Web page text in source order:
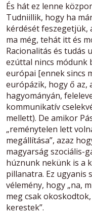
És hát ez lenne
Tudniillik, hogy ha
kérdését feszegetjük,
ma még, tehát itt és
Racionalitás és tudás
ezúttal nincs módunk
európai [ennek sincs
európázik, hogy ő az,
hagyományán,
kommunikatív
mellett). De amikor
„reménytelen lett
megállítása”, azaz
magyarság szociális-
húznunk nekünk is a
pillanatra. Ez ugyanis
vélemény, hogy „na,
meg csak
kerestek”.